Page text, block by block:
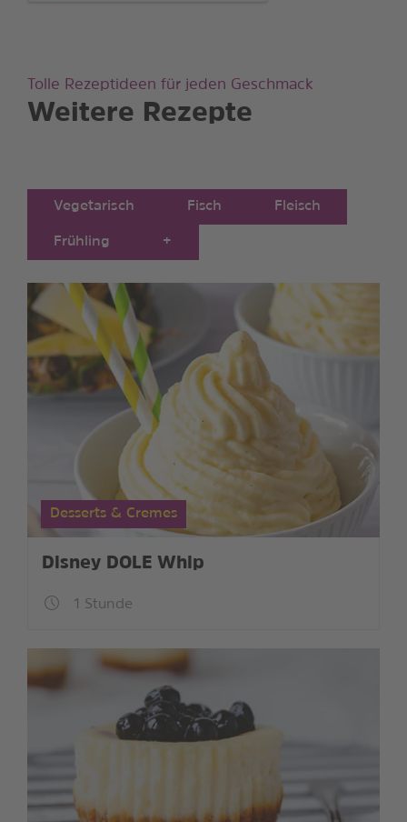
Weitere Rezepte
Tolle Rezeptideen für jeden Geschmack
Vegetarisch Fisch Fleisch
Frühling +
Desserts & Cremes
Disney DOLE Whip
1 Stunde